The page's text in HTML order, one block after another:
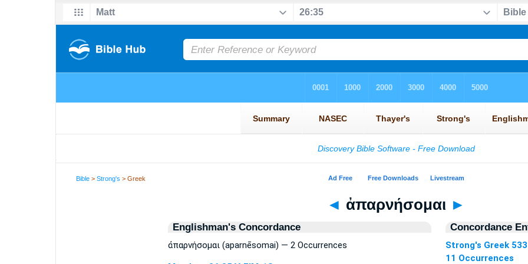
Bible >Strong's > Greek
◄ ἀπαρνήσομαι ►
Englishman's Concordance
ἀπαρνήσομαι (aparnēsomai) — 2 Occurrences
Concordance
Strong's Greek 533
11 Occurrences